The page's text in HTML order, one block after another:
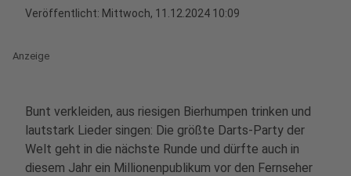
Veröffentlicht: Mittwoch, 11.12.2024 10:09
Anzeige
Bunt verkleiden, aus riesigen Bierhumpen trinken und
lautstark Lieder singen: Die größte Darts-Party der
Welt geht in die nächste Runde und dürfte auch in
diesem Jahr ein Millionenpublikum vor den Fernseher